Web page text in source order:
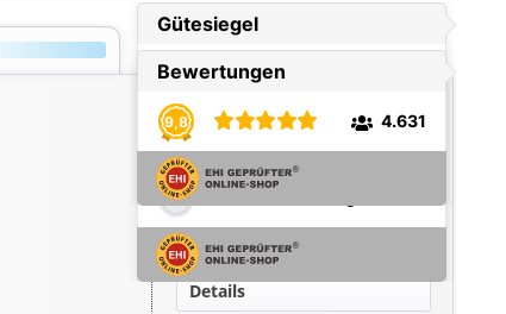
29,90 € *
Lieferzeit 1-2 Wochen
Vergleichen
Merken
Details